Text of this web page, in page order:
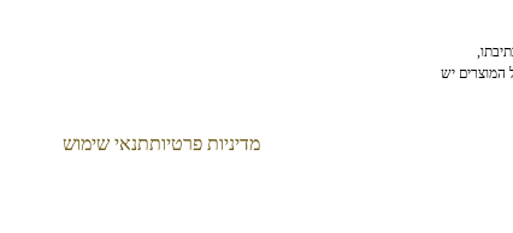
המוצרים יש
מדיניות פרטיותתנאי שימוש